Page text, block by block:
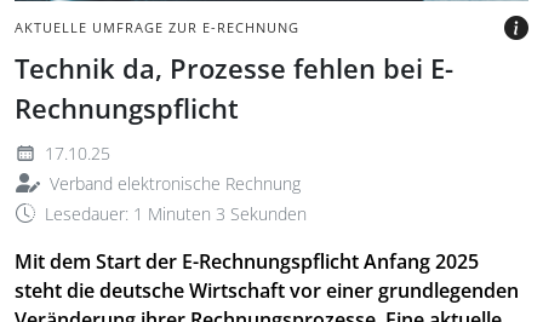
AKTUELLE UMFRAGE ZUR E-RECHNUNG
Technik da, Prozesse fehlen bei E-
Rechnungspflicht
17.10.25
Verband elektronische Rechnung
Lesedauer: 1 Minuten 3 Sekunden
Mit dem Start der E-Rechnungspflicht Anfang 2025
steht die deutsche Wirtschaft vor einer grundlegenden